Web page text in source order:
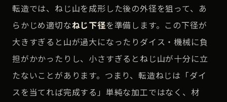
転造では、ねじ山を成形した後の外径を狙って、あ
らかじめ適切なねじ下径を準備します。この下径が
大きすぎると山が過大になったりダイス・機械に負
担がかかったりし、小さすぎるとねじ山が十分に立
たないことがあります。つまり、転造ねじは「ダイ
スを当てれば完成する」単純な加工ではなく、材